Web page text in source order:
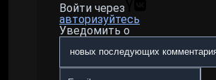
Войти через
авторизуйтесь
Уведомить о